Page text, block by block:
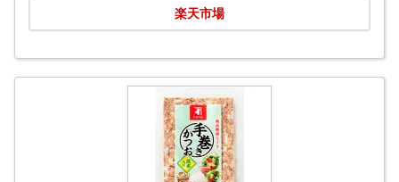
楽天市場